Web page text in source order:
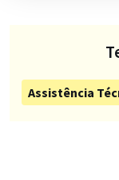
Assistência